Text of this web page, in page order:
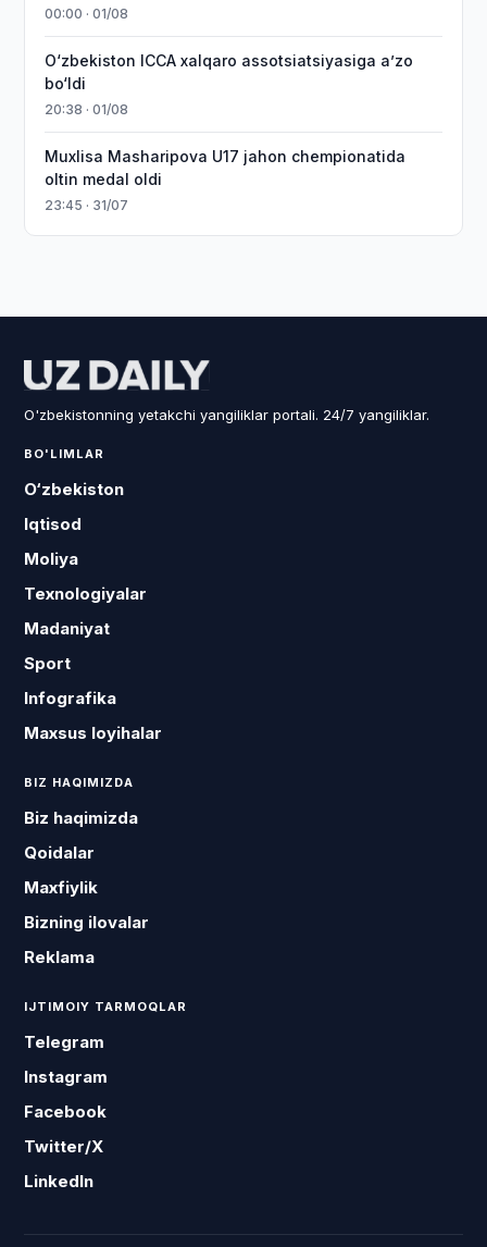
00:00 · 01/08
O‘zbekiston ICCA xalqaro assotsiatsiyasiga aʼzo
bo‘ldi
20:38 · 01/08
Muxlisa Masharipova U17 jahon chempionatida
oltin medal oldi
23:45 · 31/07
O'zbekistonning yetakchi yangiliklar portali. 24/7 yangiliklar.
BO'LIMLAR
O‘zbekiston
Iqtisod
Moliya
Texnologiyalar
Madaniyat
Sport
Infografika
Maxsus loyihalar
BIZ HAQIMIZDA
Biz haqimizda
Qoidalar
Maxfiylik
Bizning ilovalar
Reklama
IJTIMOIY TARMOQLAR
Telegram
Instagram
Facebook
Twitter/X
LinkedIn